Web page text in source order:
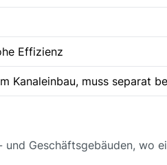
Effizienz
Kanaleinbau, muss separat
und Geschäftsgebäuden, wo